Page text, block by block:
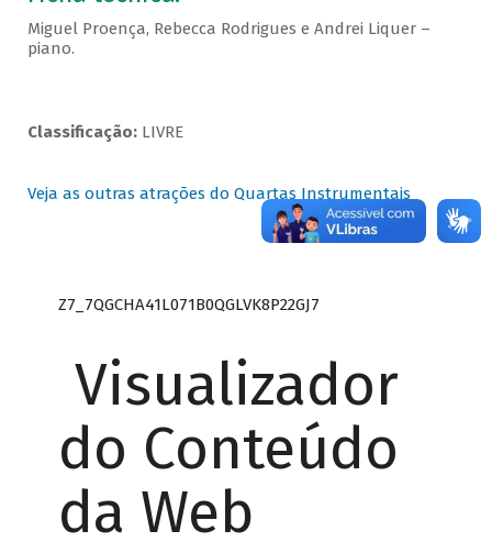
Miguel Proença, Rebecca Rodrigues e Andrei Liquer –
piano.
Classificação:LIVRE
Veja as outras atrações do Quartas Instrumentais
Z7_7QGCHA41L071B0QGLVK8P22GJ7
Visualizador
do Conteúdo
da Web